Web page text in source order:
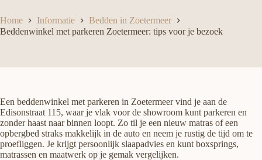
Home Informatie
Bedden in Zoetermeer
Beddenwinkel met parkeren Zoetermeer: tips voor je bezoek
Een beddenwinkel met parkeren in Zoetermeer vind je aan de
Edisonstraat 115, waar je vlak voor de showroom kunt parkeren en
zonder haast naar binnen loopt. Zo til je een nieuw matras of een
opbergbed straks makkelijk in de auto en neem je rustig de tijd om te
proefliggen. Je krijgt persoonlijk slaapadvies en kunt boxsprings,
matrassen en maatwerk op je gemak vergelijken.